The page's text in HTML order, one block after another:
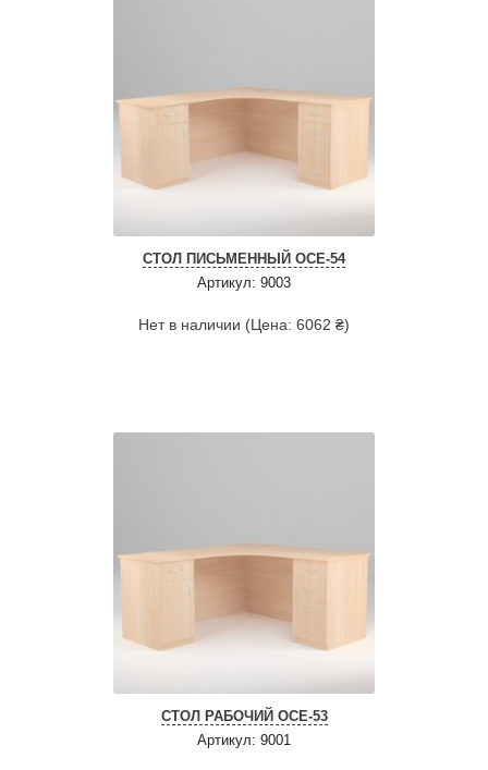
СТОЛ ПИСЬМЕННЫЙ ОСЕ-54
Артикул: 9003
Нет в наличии (Цена: 6062 ₴)
СТОЛ РАБОЧИЙ ОСЕ-53
Артикул: 9001